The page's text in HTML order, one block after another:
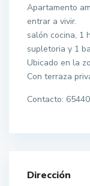
Apartamento
entrar a vivir.
salón cocina, 1
supletoria y 1
Ubicado en la
Con terraza
Contacto:
Dirección